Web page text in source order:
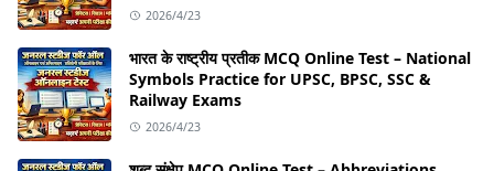
2026/4/23
भारत के राष्ट्रीय प्रतीक MCQ Online Test – National
Symbols Practice for UPSC, BPSC, SSC &
Railway Exams
2026/4/23